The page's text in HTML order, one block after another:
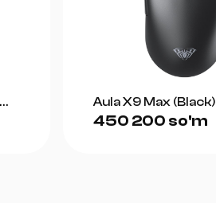
Aula X9 Max (Black)
450 200 so'm